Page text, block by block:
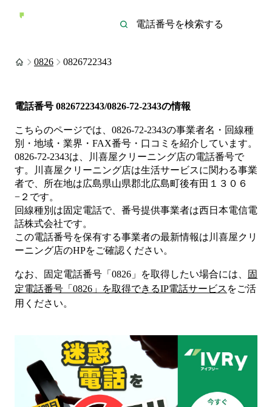
0826 0826722343
電話番号 0826722343/0826-72-2343の情報
こちらのページでは、 0826-72-2343の事業者名・回線種
別・地域・業界・FAX番号・口コミを紹介しています。
0826-72-2343は、 川喜屋クリーニング店の電話番号で
す。
川喜屋クリーニング店は生活サービスに関わる事業
者で、所在地は広島県山県郡北広島町後有田１３０６
−２ です。
回線種別は固定電話で、番号提供事業者は西日本電信電
話株式会社です。
この電話番号を保有する事業者の最新情報は 川喜屋クリ
ーニング店のHPをご確認ください。
なお、固定電話番号「 0826 」を取得したい場合には、
固
定電話番号「 0826 」を取得できるIP電話サービス をご活
用ください。